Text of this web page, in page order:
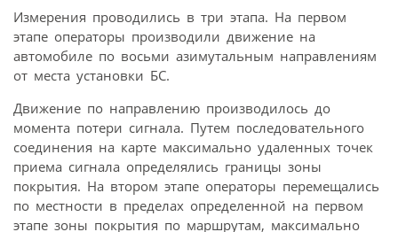
Измерения проводились в три этапа. На первом
этапе операторы производили движение на
автомобиле по восьми азимутальным направлениям
от места установки БС.
Движение по направлению производилось до
момента потери сигнала. Путем последовательного
соединения на карте максимально удаленных точек
приема сигнала определялись границы зоны
покрытия. На втором этапе операторы перемещались
по местности в пределах определенной на первом
этапе зоны покрытия по маршрутам, максимально